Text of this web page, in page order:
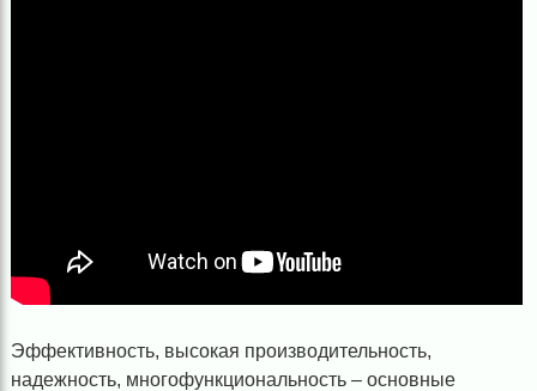
Эффективность, высокая производительность,
надежность, многофункциональность – основные